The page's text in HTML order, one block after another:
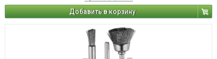
Добавить в корзину